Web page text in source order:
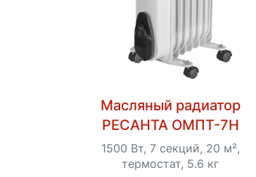
Масляный радиатор
РЕСАНТА ОМПТ-7Н
1500 Вт, 7 секций, 20 м²,
термостат, 5.6 кг